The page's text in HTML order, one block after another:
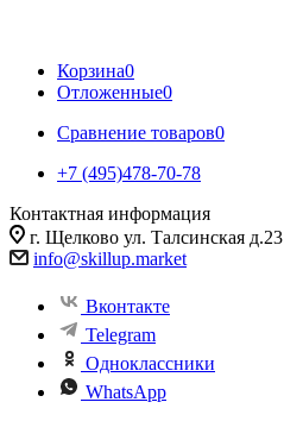
Корзина0
Отложенные0
Сравнение товаров0
+7 (495)478-70-78
Контактная информация
г. Щелково ул. Талсинская
info@skillup.market
Вконтакте
Telegram
Одноклассники
WhatsApp